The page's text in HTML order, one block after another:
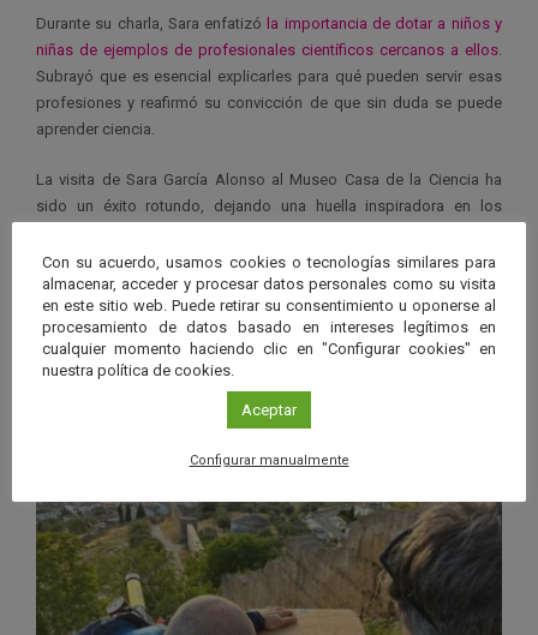
Durante su charla, Sara enfatizó la importancia de dotar a niños y
niñas de ejemplos de profesionales científicos cercanos a ellos
Subrayó que es esencial explicarles para qué pueden servir esas
profesiones y reafirmó su convicción de que sin duda se puede
aprender ciencia.
La visita de Sara García Alonso al Museo Casa de la Ciencia ha
sido un éxito rotundo, dejando una huella inspiradora en los
de Sevilla.
Últimas noticias publicadas
Con su acuerdo, usamos cookies o tecnologías similares para
almacenar, acceder y procesar datos personales como su visita
en este sitio web. Puede retirar su consentimiento u oponerse al
procesamiento de datos basado en intereses legítimos en
cualquier momento haciendo clic en "Configurar cookies" en
nuestra política de cookies.
Aceptar
Configurar manualmente